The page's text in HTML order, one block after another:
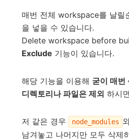
매번 전체 workspace를 날릴
을 넣을 수 있습니다.
Delete workspace before
Exclude 기능이 있습니다.
해당 기능을 이용해 굳이 매번
디렉토리나 파일은 제외 하시
저 같은 경우 node_modules
남겨놓고 나머지만 모두 삭제